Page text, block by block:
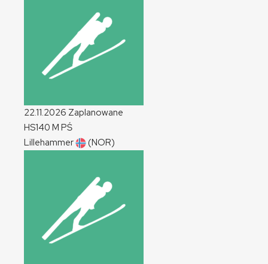
22.11.2026 Zaplanowane
HS140 M PŚ
Lillehammer
(NOR)